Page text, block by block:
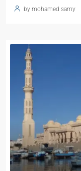
by mohamed samy